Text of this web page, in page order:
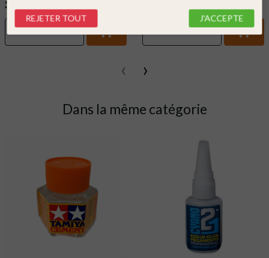
33,90 €
‹ ›
Dans la même catégorie
REJETER TOUT J'ACCEPTE